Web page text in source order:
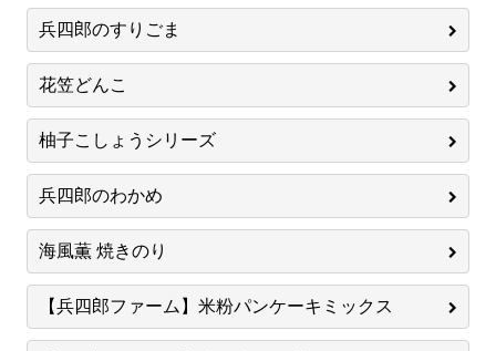
兵四郎のすりごま
花笠どんこ
柚子こしょうシリーズ
兵四郎のわかめ
海風薫 焼きのり
【兵四郎ファーム】米粉パンケーキミックス